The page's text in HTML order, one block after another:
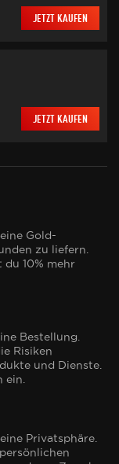
JETZT KAUFEN
JETZT KAUFEN
Gold-
zu liefern.
10% mehr
Bestellung.
Risiken
und Dienste.
ein.
Privatsphäre.